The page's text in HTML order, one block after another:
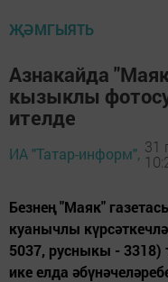
ҖӘМГЫЯТЬ
Азнакайда
кызыклы
ителде
ИА "Татар-информ", 31
Безнең "Маяк"
куанычлы
5037, русныкы - 3318)
ике елда